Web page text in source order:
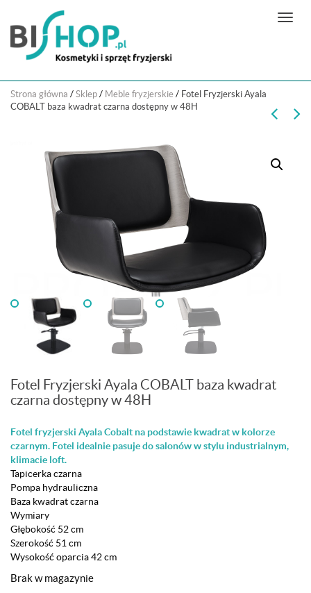
N
g
Strona główna / Sklep / Meble fryzjerskie / Fotel Fryzjerski Ayala
COBALT baza kwadrat czarna dostępny w 48H
Fotel Fryzjerski Ayala COBALT baza kwadrat
czarna dostępny w 48H
Fotel fryzjerski Ayala Cobalt na podstawie kwadrat w kolorze
czarnym. Fotel idealnie pasuje do salonów w stylu industrialnym,
klimacie loft.
Tapicerka czarna
Pompa hydrauliczna
Baza kwadrat czarna
Wymiary
Głębokość 52 cm
Szerokość 51 cm
Wysokość oparcia 42 cm
Brak w magazynie